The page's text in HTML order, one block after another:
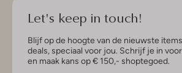
Let's keep in touch!
Blijf op de hoogte van de nieuwste
deals, speciaal voor jou. Schrijf je in
en maak kans op € 150,- shoptegoed.